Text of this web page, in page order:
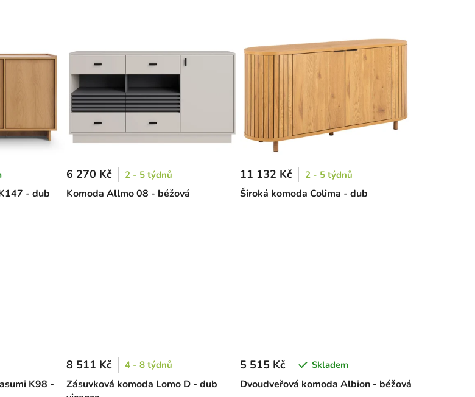
- dub
Komoda Allmo 08 - béžová
6 270 Kč 2 - 5 týdnů
Široká komoda Colima - dub
11 132 Kč 2 - 5 týdnů
K98 -
Zásuvková komoda Lomo D - dub
8 511 Kč 4 - 8 týdnů
Dvoudveřová komoda Albion - béžová
5 515 Kč Skladem